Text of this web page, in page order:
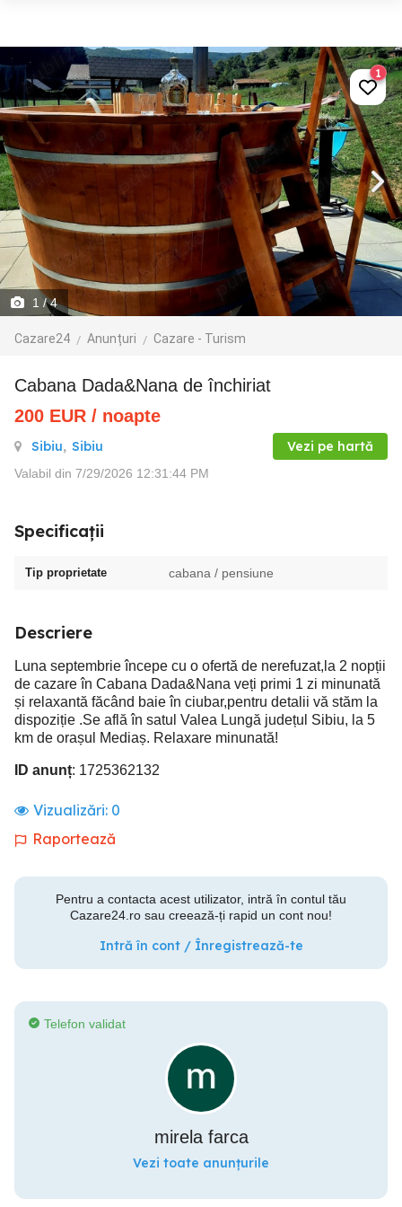
1 / 4
Cazare24 Anunțuri Cazare - Turism
1
Cabana Dada&Nana de închiriat
200 EUR / noapte
Sibiu, Sibiu Vezi pe hartă
Valabil din 7/29/2026 12:31:44 PM
Specificații
Tip proprietate cabana / pensiune
Descriere
Luna septembrie începe cu o ofertă de nerefuzat,la 2 nopții
de cazare în Cabana Dada&Nana veți primi 1 zi minunată
și relaxantă făcând baie în ciubar,pentru detalii vă stăm la
dispoziție .Se află în satul Valea Lungă județul Sibiu, la 5
km de orașul Mediaș. Relaxare minunată!
ID anunț: 1725362132
Vizualizări: 0
Raportează
Pentru a contacta acest utilizator, intră în contul tău
Cazare24.ro sau creează-ți rapid un cont nou!
Intră în cont / Înregistrează-te
Telefon validat
mirela farca
Vezi toate anunțurile